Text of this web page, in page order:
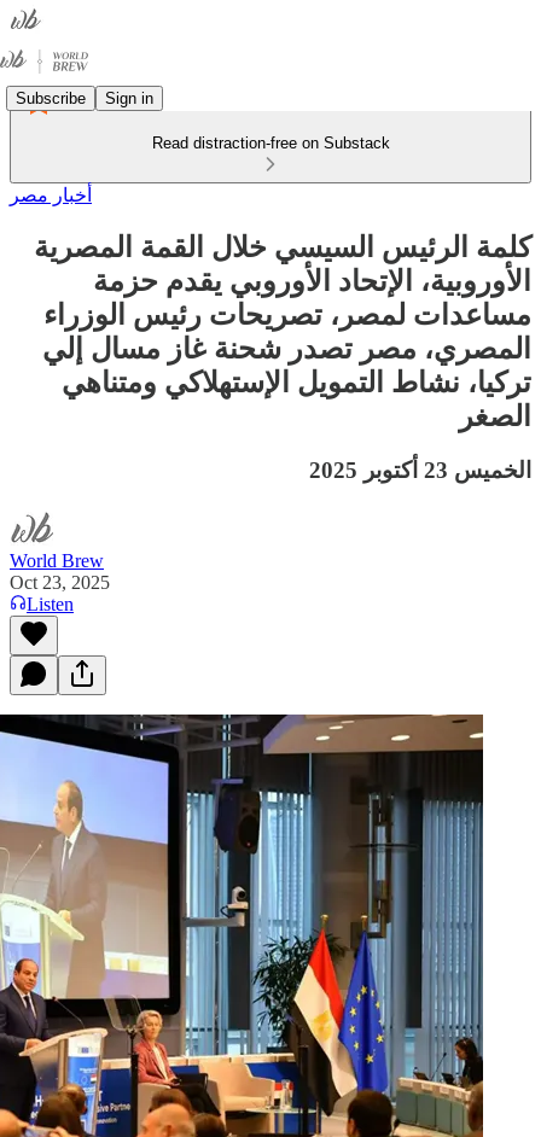
Subscribe Sign in
Read distraction-free on Substack
أخبار مصر
كلمة الرئيس السيسي خلال القمة المصرية
الأوروبية، الإتحاد الأوروبي يقدم حزمة
مساعدات لمصر، تصريحات رئيس الوزراء
المصري، مصر تصدر شحنة غاز مسال إلي
تركيا، نشاط التمويل الإستهلاكي ومتناهي
الصغر
الخميس 23 أكتوبر 2025
World Brew
Oct 23, 2025
Listen